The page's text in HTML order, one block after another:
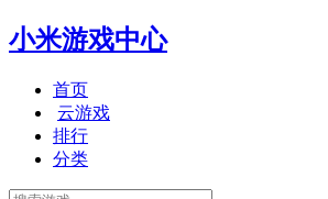
小米游戏中心
首页
云游戏
排行
分类